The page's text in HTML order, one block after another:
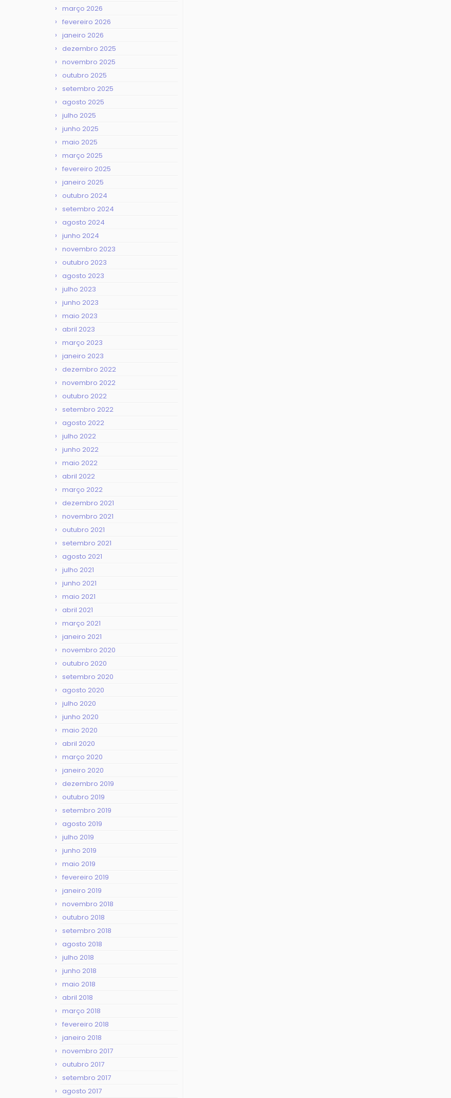
março 2026
fevereiro 2026
janeiro 2026
dezembro 2025
novembro 2025
outubro 2025
setembro 2025
agosto 2025
julho 2025
junho 2025
maio 2025
março 2025
fevereiro 2025
janeiro 2025
outubro 2024
setembro 2024
agosto 2024
junho 2024
novembro 2023
outubro 2023
agosto 2023
julho 2023
junho 2023
maio 2023
abril 2023
março 2023
janeiro 2023
dezembro 2022
novembro 2022
outubro 2022
setembro 2022
agosto 2022
julho 2022
junho 2022
maio 2022
abril 2022
março 2022
dezembro 2021
novembro 2021
outubro 2021
setembro 2021
agosto 2021
julho 2021
junho 2021
maio 2021
abril 2021
março 2021
janeiro 2021
novembro 2020
outubro 2020
setembro 2020
agosto 2020
julho 2020
junho 2020
maio 2020
abril 2020
março 2020
janeiro 2020
dezembro 2019
outubro 2019
setembro 2019
agosto 2019
julho 2019
junho 2019
maio 2019
fevereiro 2019
janeiro 2019
novembro 2018
outubro 2018
setembro 2018
agosto 2018
julho 2018
junho 2018
maio 2018
abril 2018
março 2018
fevereiro 2018
janeiro 2018
novembro 2017
outubro 2017
setembro 2017
agosto 2017